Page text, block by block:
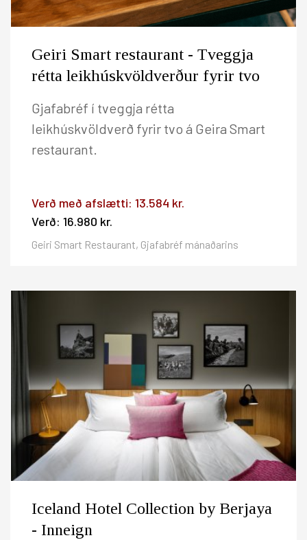
Iceland Hotel Collection by Berjaya
- Inneign
Geiri Smart restaurant - Tveggja
rétta leikhúskvöldverður fyrir tvo
Gjafabréf í tveggja rétta
leikhúskvöldverð fyrir tvo á Geira Smart
restaurant.
Verð með afslætti: 13.584 kr.
Verð: 16.980 kr.
Geiri Smart Restaurant, Gjafabréf mánaðarins